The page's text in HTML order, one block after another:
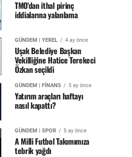
TMO'dan ithal pirinç
iddialarına yalanlama
GÜNDEM | YEREL 4 ay önce
Uşak Belediye Başkan
Vekilliğine Hatice Terekeci
Özkan seçildi
GÜNDEM | FİNANS 5 ay önce
Yatırım araçları haftayı
nasıl kapattı?
GÜNDEM | SPOR 5 ay önce
A Milli Futbol Takımımıza
tebrik yağdı